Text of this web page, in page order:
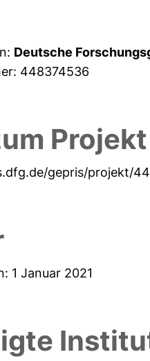
Deutsche
448374536
gepris/projekt/
1 Januar 2021